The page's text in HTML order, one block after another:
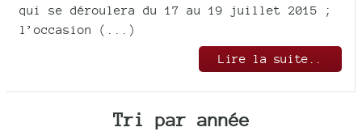
qui se déroulera du 17 au 19 juillet 2015 ;
l’occasion (...)
Lire la suite..
Tri par année